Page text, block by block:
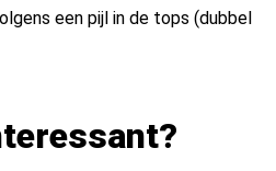
een pijl in de tops (dubbel